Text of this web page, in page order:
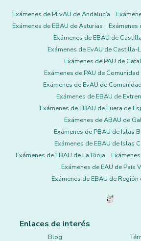
Exámenes de PEvAU de Andalucía
Exámenes de EBAU de Asturias
Exámenes
Exámenes de EBAU de
Exámenes de EvAU de Castilla-
Exámenes de PAU de
Exámenes de PAU de
Exámenes de EvAU de
Exámenes de EBAU de
Exámenes de EBAU de Fuera de
Exámenes de ABAU de
Exámenes de PBAU de Islas
Exámenes de EBAU de Islas
Exámenes de EBAU de La Rioja
Exámenes de EAU de País
Exámenes de EBAU de Región
Enlaces de interés
Blog